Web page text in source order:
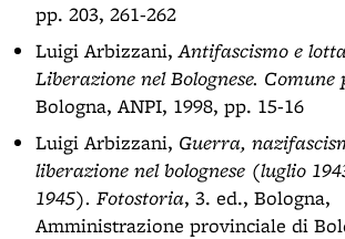
pp. 203, 261-262
Luigi Arbizzani,Antifascismo e
Liberazione nel Bolognese. Comune
Bologna, ANPI, 1998, pp. 15-16
Luigi Arbizzani, Guerra,
liberazione nel bolognese (luglio
1945). Fotostoria, 3. ed., Bologna,
Amministrazione provinciale di